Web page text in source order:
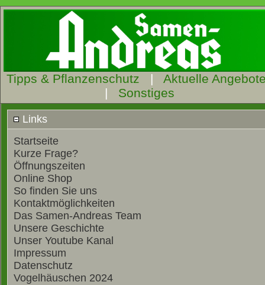
Tipps & Pflanzenschutz | Aktuelle
| Sonstiges
Links
Startseite
Kurze Frage?
Öffnungszeiten
Online Shop
So finden Sie uns
Kontaktmöglichkeiten
Das Samen-Andreas Team
Unsere Geschichte
Unser Youtube Kanal
Impressum
Datenschutz
Vogelhäuschen 2024